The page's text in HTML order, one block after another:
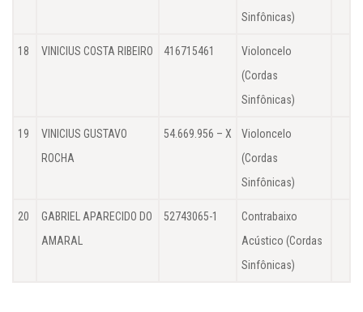
Sinfônicas)
18 VINICIUS COSTA RIBEIRO 416715461
Violoncelo
(Cordas
Sinfônicas)
19
VINICIUS GUSTAVO
ROCHA
54.669.956 – X
Violoncelo
(Cordas
Sinfônicas)
20
GABRIEL APARECIDO DO
AMARAL
52743065-1
Contrabaixo
Acústico (Cordas
Sinfônicas)